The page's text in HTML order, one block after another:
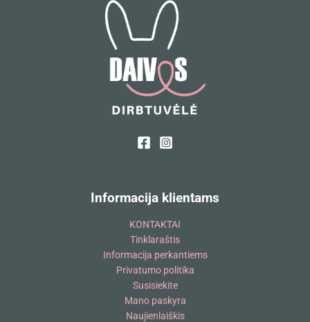
Informacija klientams
KONTAKTAI
Tinklaraštis
Informacija perkantiems
Privatumo politika
Susisiekite
Mano paskyra
Naujienlaiškis